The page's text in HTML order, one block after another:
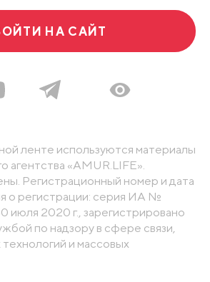
НА САЙТ
ленте используются материалы
«AMUR.LIFE».
Регистрационный номер и дата
о регистрации: серия ИА №
2020 г., зарегистрировано
по надзору в сфере связи,
и массовых